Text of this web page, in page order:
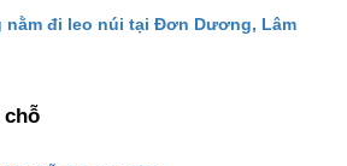
đi leo núi tại Đơn Dương, Lâm
chỗ